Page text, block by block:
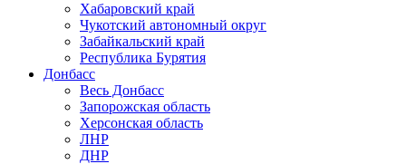
Хабаровский край
Чукотский автономный округ
Забайкальский край
Республика Бурятия
Донбасс
Весь Донбасс
Запорожская область
Херсонская область
ЛНР
ДНР